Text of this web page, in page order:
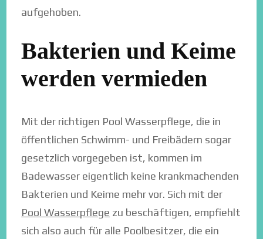
aufgehoben.
Bakterien und Keime
werden vermieden
⁠Mit der richtigen Pool Wasserpflege, die in
öffentlichen Schwimm- und Freibädern sogar
gesetzlich vorgegeben ist, kommen im
Badewasser eigentlich keine krankmachenden
Bakterien und Keime mehr vor. Sich mit der
Pool Wasserpflege zu beschäftigen, empfiehlt
sich also auch für alle Poolbesitzer, die ein